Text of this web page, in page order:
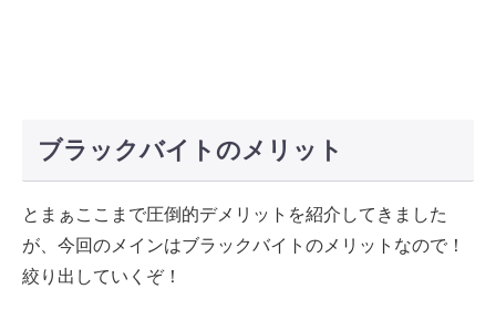
ブラックバイトのメリット
とまぁここまで圧倒的デメリットを紹介してきました
が、今回のメインはブラックバイトのメリットなので！
絞り出していくぞ！